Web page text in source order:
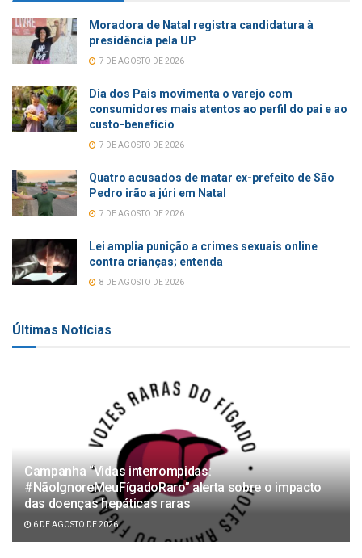
Moradora de Natal registra candidatura à
presidência pela UP
7 DE AGOSTO DE 2026
Dia dos Pais movimenta o varejo com
consumidores mais atentos ao perfil do pai e ao
custo-benefício
7 DE AGOSTO DE 2026
Quatro acusados de matar ex-prefeito de São
Pedro irão a júri em Natal
7 DE AGOSTO DE 2026
Lei amplia punição a crimes sexuais online
contra crianças; entenda
8 DE AGOSTO DE 2026
Últimas Notícias
Campanha “Vidas interrompidas:
#NãoIgnoreMeuFígadoRaro” alerta sobre o impacto
das doenças hepáticas raras
6 DE AGOSTO DE 2026